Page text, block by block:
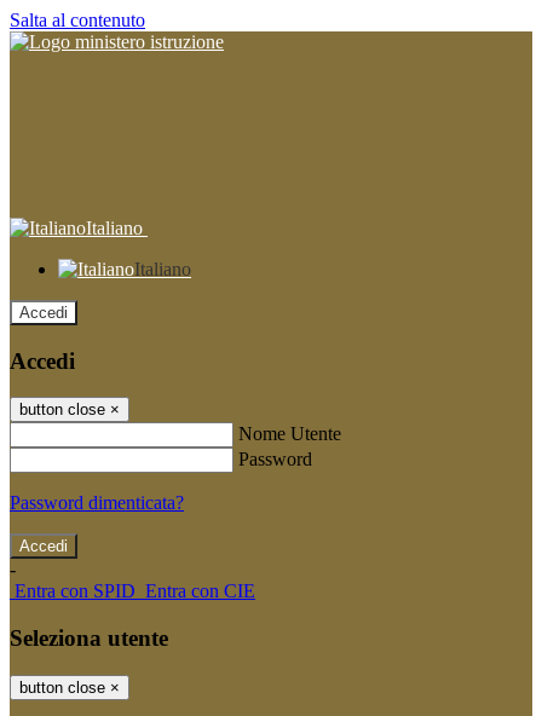
Salta al contenuto
Italiano
Italiano
Accedi
Accedi
button close ×
Nome Utente
Password
Password dimenticata?
-
Entra con SPID Entra con CIE
Seleziona utente
button close ×